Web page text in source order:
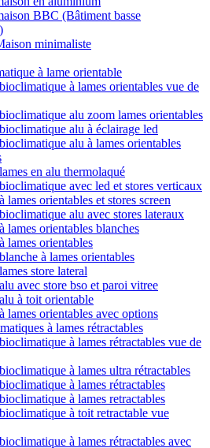
BBC (Bâtiment basse
minimaliste
à lame orientable
à lames orientables vue de
alu zoom lames orientables
alu à éclairage led
alu à lames orientables
en alu thermolaqué
avec led et stores verticaux
lames orientables et stores screen
alu avec stores lateraux
lames orientables blanches
lames orientables
à lames orientables
store lateral
avec store bso et paroi vitree
à toit orientable
lames orientables avec options
à lames rétractables
à lames rétractables vue de
à lames ultra rétractables
à lames rétractables
à lames retractables
à toit retractable vue
à lames rétractables avec